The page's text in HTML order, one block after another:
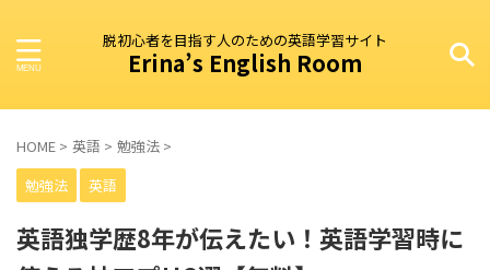
脱初心者を目指す人のための英語学習サイト
Erina’s English Room
HOME > 英語 > 勉強法 >
勉強法
英語
英語独学歴8年が伝えたい！英語学習時に